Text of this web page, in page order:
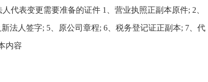
代表变更需要准备的证件 1、营业执照正副本原件; 2、
法人签字; 5、原公司章程; 6、税务登记证正副本; 7、代
内容